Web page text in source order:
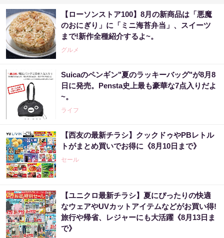
【ローソンストア100】8月の新商品は「悪魔
のおにぎり」に「ミニ海苔弁当」、スイーツ
まで!新作全種紹介するよ~。
グルメ
Suicaのペンギン"夏のラッキーバッグ"が8月8
日に発売。Pensta史上最も豪華な7点入りだよ
~。
ライフ
【西友の最新チラシ】クックドゥやPBレトル
トがまとめ買いでお得に《8月10日まで》
セール
【ユニクロ最新チラシ】夏にぴったりの快適
なウェアやUVカットアイテムなどがお買い得!
旅行や帰省、レジャーにも大活躍《8月13日ま
で》